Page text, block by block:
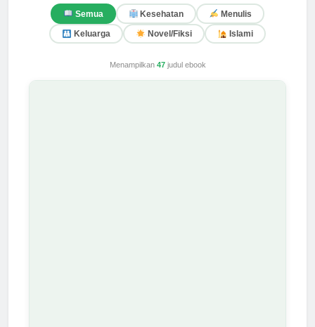
Semua Kesehatan Menulis
Keluarga Novel/Fiksi Islami
Menampilkan 47judul ebook